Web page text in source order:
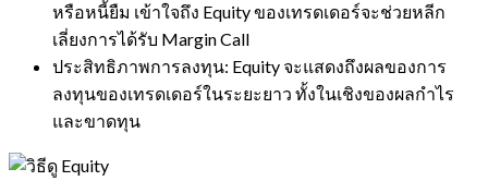
หรือหนี้ยืม เข้าใจถึง Equity ของเทรดเดอร์จะช่วยหลีก
เลี่ยงการได้รับ Margin Call
ประสิทธิภาพการลงทุน: Equity จะแสดงถึงผลของการ
ลงทุนของเทรดเดอร์ในระยะยาว ทั้งในเชิงของผลกำไร
และขาดทุน